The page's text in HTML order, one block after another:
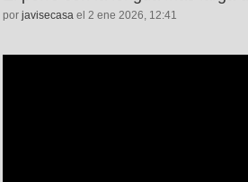
por javisecasa el 2 ene 2026, 12:41